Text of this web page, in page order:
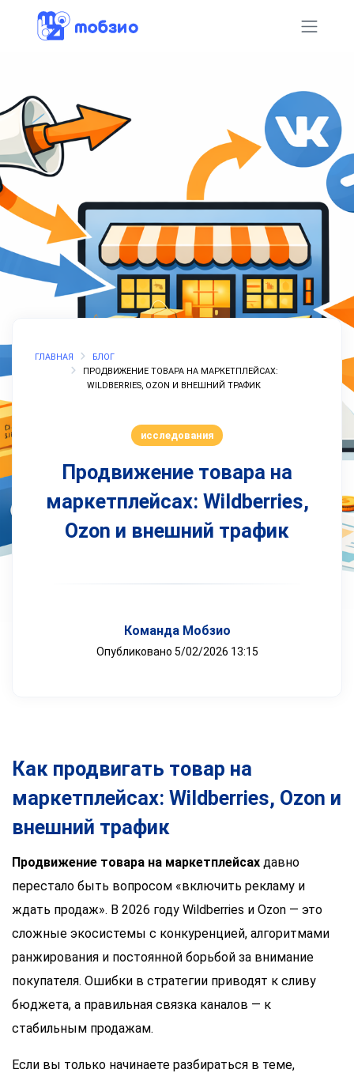
ГЛАВНАЯ
БЛОГ
ПРОДВИЖЕНИЕ ТОВАРА НА МАРКЕТПЛЕЙСАХ:
WILDBERRIES, OZON И ВНЕШНИЙ ТРАФИК
исследования
Продвижение товара на
маркетплейсах: Wildberries,
Ozon и внешний трафик
Команда Мобзио
Опубликовано 5/02/2026 13:15
Как продвигать товар на
маркетплейсах: Wildberries, Ozon и
внешний трафик
Продвижение товара на маркетплейсах давно
перестало быть вопросом «включить рекламу и
ждать продаж». В 2026 году Wildberries и Ozon — это
сложные экосистемы с конкуренцией, алгоритмами
ранжирования и постоянной борьбой за внимание
покупателя. Ошибки в стратегии приводят к сливу
бюджета, а правильная связка каналов — к
стабильным продажам.
Если вы только начинаете разбираться в теме,